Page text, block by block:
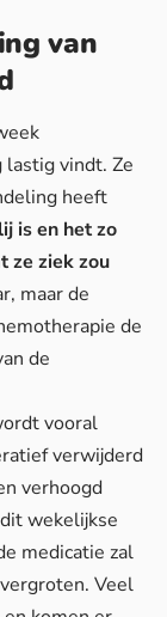
van
lastig vindt. Ze
heeft
is en het zo
ze ziek zou
maar de
de
de
vooral
verwijderd
verhoogd
wekelijkse
medicatie zal
Veel